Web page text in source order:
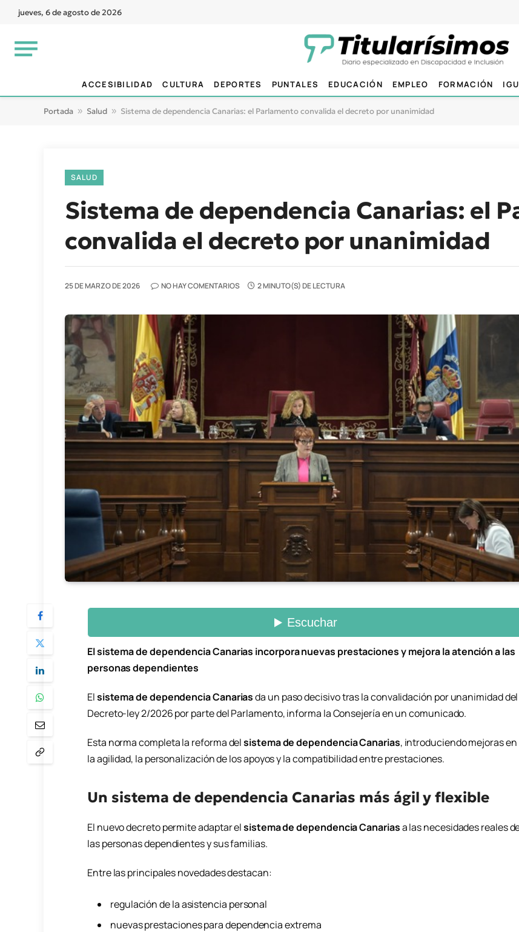
jueves, 6 de agosto de 2026
ACCESIBILIDAD CULTURA DEPORTES PUNTALES EDUCACIÓN EMPLEO FORMACIÓN
Portada » Salud » Sistema de dependencia Canarias: el Parlamento convalida el decreto por unanimidad
SALUD
Sistema de dependencia Canarias: el
convalida el decreto por unanimidad
25 DE MARZO DE 2026 NO HAY COMENTARIOS 2 MINUTO(S) DE LECTURA
El sistema de dependencia Canarias incorpora nuevas prestaciones y mejora la atención a las
personas dependientes
Elsistema de dependencia Canariasda un paso decisivo tras la convalidación por unanimidad del
Decreto-ley 2/2026 por parte del Parlamento, informa la Consejería en un comunicado.
Esta norma completa la reforma delsistema de dependencia Canarias, introduciendo mejoras en
la agilidad, la personalización de los apoyos y la compatibilidad entre prestaciones.
Un sistema de dependencia Canarias más ágil y flexible
El nuevo decreto permite adaptar elsistema de dependencia Canariasa las necesidades reales
las personas dependientes y sus familias.
Entre las principales novedades destacan:
regulación de la asistencia personal
nuevas prestaciones para dependencia extrema